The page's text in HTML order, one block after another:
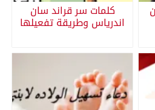
كلمات سر قراند سان
اندرياس وطريقة تفعيلها